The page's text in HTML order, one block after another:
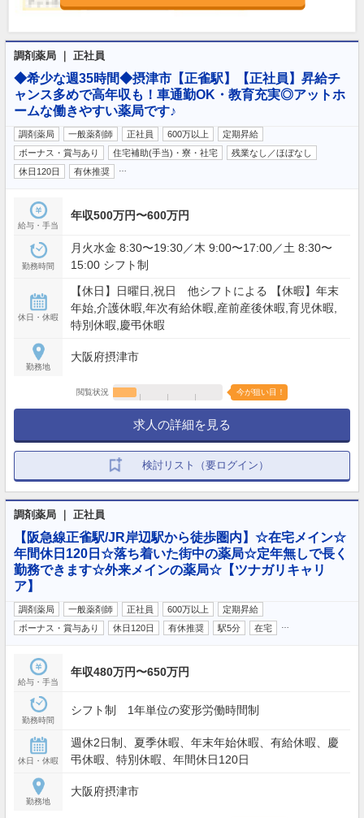
調剤薬局 ｜ 正社員
◆希少な週35時間◆摂津市【正雀駅】【正社員】昇給チ
ャンス多めで高年収も！車通勤OK・教育充実◎アットホ
ームな働きやすい薬局です♪
調剤薬局 一般薬剤師 正社員 600万以上
定期昇給
ボーナス・賞与あり
住宅補助(手当)・寮・社宅
残業なし／ほぼなし
休日120日
有休推奨
給与・手当
年収500万円〜600万円
勤務時間
月火水金 8:30〜19:30／木 9:00〜17:00／土 8:30〜
15:00 シフト制
休日・休暇
【休日】日曜日,祝日 他シフトによる 【休暇】年末
年始,介護休暇,年次有給休暇,産前産後休暇,育児休暇,
特別休暇,慶弔休暇
勤務地
大阪府摂津市
閲覧状況 今が狙い目！
求人の詳細を見る
検討リスト（要ログイン）
調剤薬局 ｜ 正社員
【阪急線正雀駅/JR岸辺駅から徒歩圏内】☆在宅メイン☆
年間休日120日☆落ち着いた街中の薬局☆定年無しで長く
勤務できます☆外来メインの薬局☆【ツナガリキャリ
ア】
調剤薬局 一般薬剤師 正社員 600万以上
定期昇給
ボーナス・賞与あり
休日120日 有休推奨 駅5分 在宅
給与・手当
年収480万円〜650万円
勤務時間
シフト制 1年単位の変形労働時間制
休日・休暇
週休2日制、夏季休暇、年末年始休暇、有給休暇、慶
弔休暇、特別休暇、年間休日120日
勤務地
大阪府摂津市